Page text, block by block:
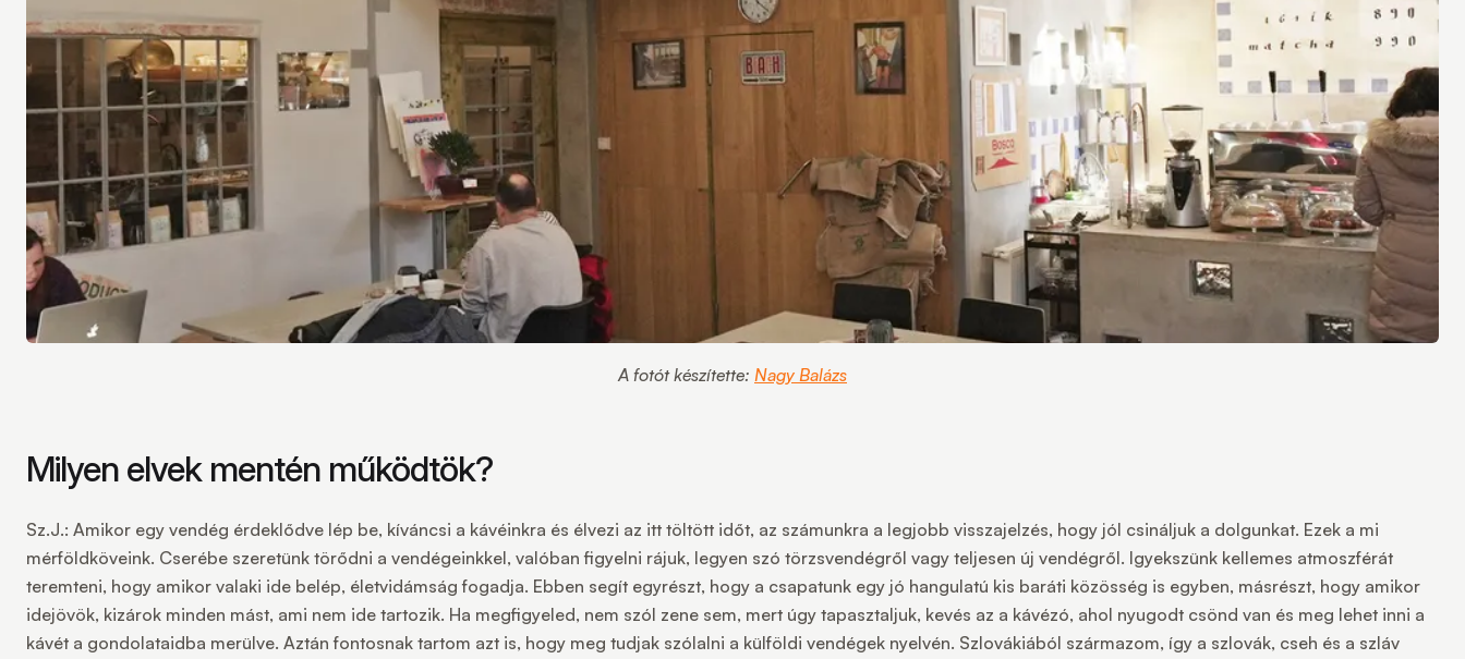
A fotót készítette: Nagy Balázs
Milyen elvek mentén működtök?
Sz.J.: Amikor egy vendég érdeklődve lép be, kíváncsi a kávéinkra és élvezi az itt töltött időt, az számunkra a legjobb visszajelzés, hogy jól csináljuk a dolgunkat. Ezek a mi
mérföldköveink. Cserébe szeretünk törődni a vendégeinkkel, valóban figyelni rájuk, legyen szó törzsvendégről vagy teljesen új vendégről. Igyekszünk kellemes atmoszférát
teremteni, hogy amikor valaki ide belép, életvidámság fogadja. Ebben segít egyrészt, hogy a csapatunk egy jó hangulatú kis baráti közösség is egyben, másrészt, hogy amikor
idejövök, kizárok minden mást, ami nem ide tartozik. Ha megfigyeled, nem szól zene sem, mert úgy tapasztaljuk, kevés az a kávézó, ahol nyugodt csönd van és meg lehet inni a
kávét a gondolataidba merülve. Aztán fontosnak tartom azt is, hogy meg tudjak szólalni a külföldi vendégek nyelvén. Szlovákiából származom, így a szlovák, cseh és a szláv